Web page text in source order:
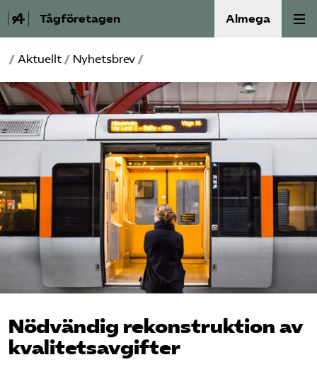
Tågföretagen Almega
Aktuellt
Reformagenda för järnvägen
Våra frågor
Aktiviteter
Kontakt
Mina sidor (almega.se)
Bli medlem
/ Aktuellt / Nyhetsbrev /
Nödvändig rekonstruktion av
kvalitetsavgifter